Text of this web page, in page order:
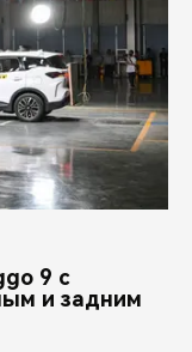
9 с
и задним